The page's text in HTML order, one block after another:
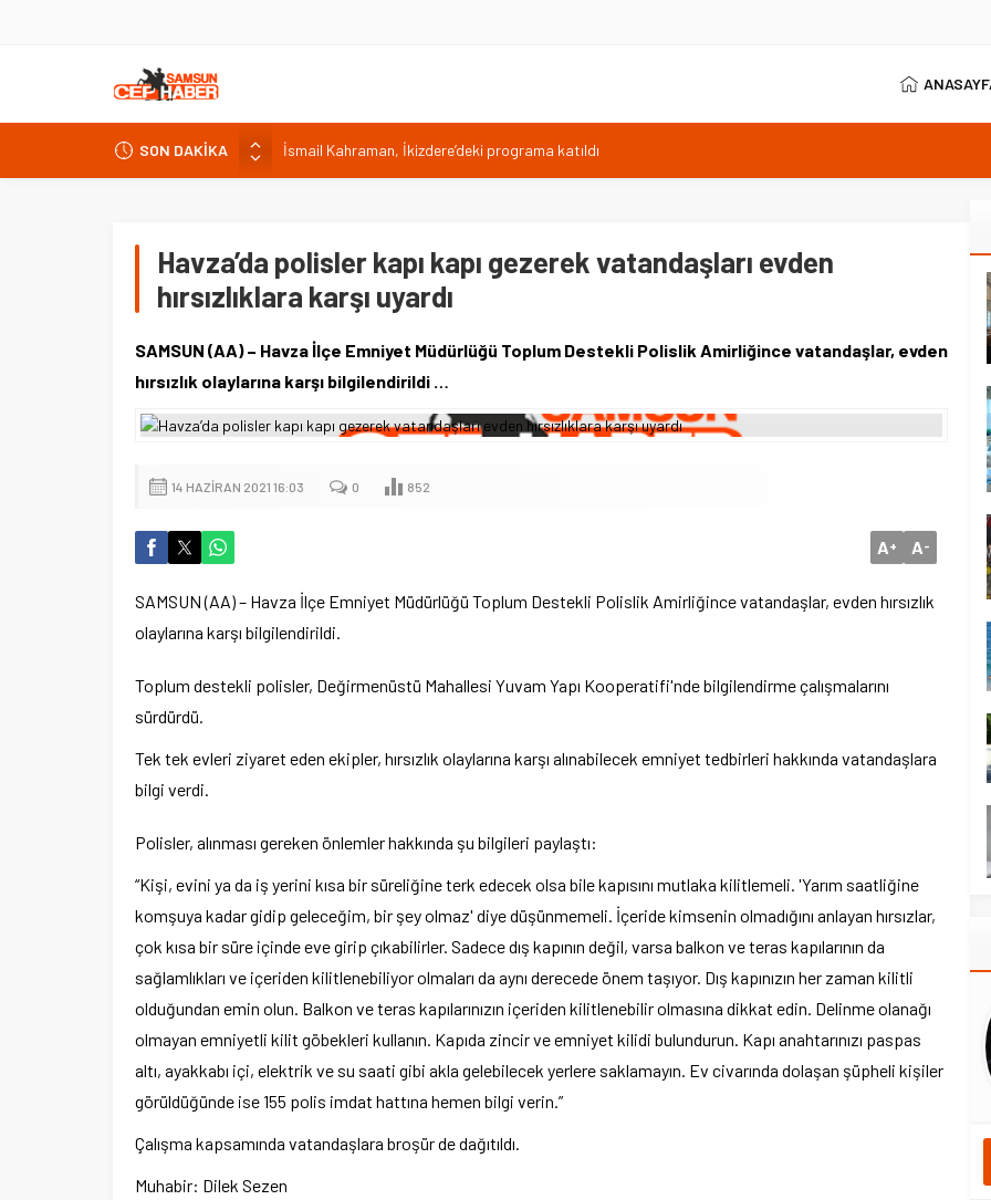
SON DAKİKA
Isparta’da bisiklet kupası heyecanı 371 sporcuyla sürüyor
Havza’da polisler kapı kapı gezerek vatandaşları evden
hırsızlıklara karşı uyardı
SAMSUN (AA) – Havza İlçe Emniyet Müdürlüğü Toplum Destekli Polislik Amirliğince vatandaşlar, evden
hırsızlık olaylarına karşı bilgilendirildi …
14 HAZIRAN 2021 16:03 0 852
A+ A-
SAMSUN (AA) – Havza İlçe Emniyet Müdürlüğü Toplum Destekli Polislik Amirliğince vatandaşlar, evden hırsızlık
olaylarına karşı bilgilendirildi.
Toplum destekli polisler, Değirmenüstü Mahallesi Yuvam Yapı Kooperatifi'nde bilgilendirme çalışmalarını
sürdürdü.
Tek tek evleri ziyaret eden ekipler, hırsızlık olaylarına karşı alınabilecek emniyet tedbirleri hakkında vatandaşlara
bilgi verdi.
Polisler, alınması gereken önlemler hakkında şu bilgileri paylaştı:
“Kişi, evini ya da iş yerini kısa bir süreliğine terk edecek olsa bile kapısını mutlaka kilitlemeli. 'Yarım saatliğine
komşuya kadar gidip geleceğim, bir şey olmaz' diye düşünmemeli. İçeride kimsenin olmadığını anlayan hırsızlar,
çok kısa bir süre içinde eve girip çıkabilirler. Sadece dış kapının değil, varsa balkon ve teras kapılarının da
sağlamlıkları ve içeriden kilitlenebiliyor olmaları da aynı derecede önem taşıyor. Dış kapınızın her zaman kilitli
olduğundan emin olun. Balkon ve teras kapılarınızın içeriden kilitlenebilir olmasına dikkat edin. Delinme olanağı
olmayan emniyetli kilit göbekleri kullanın. Kapıda zincir ve emniyet kilidi bulundurun. Kapı anahtarınızı paspas
altı, ayakkabı içi, elektrik ve su saati gibi akla gelebilecek yerlere saklamayın. Ev civarında dolaşan şüpheli kişiler
görüldüğünde ise 155 polis imdat hattına hemen bilgi verin.”
Çalışma kapsamında vatandaşlara broşür de dağıtıldı.
Muhabir: Dilek Sezen